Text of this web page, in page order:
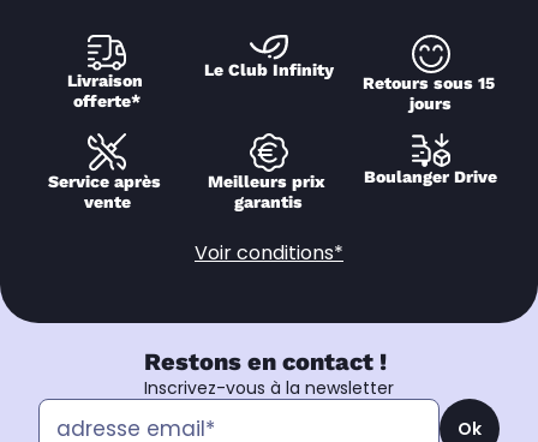
Livraison
offerte*
Le Club Infinity
Retours sous 15
jours
Service après
vente
Meilleurs prix
garantis
Boulanger Drive
Voir conditions*
Restons en contact !
Inscrivez-vous à la newsletter
Ok